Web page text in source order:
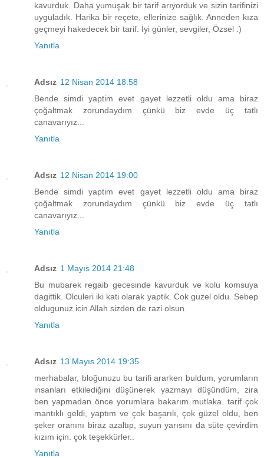
kavurduk. Daha yumuşak bir tarif arıyorduk ve sizin tarifinizi
uyguladık. Harika bir reçete, ellerinize sağlık. Anneden kıza
geçmeyi hakedecek bir tarif. İyi günler, sevgiler, Özsel :)
Yanıtla
Adsız 12 Nisan 2014 18:58
Bende simdi yaptim evet gayet lezzetli oldu ama biraz
çoğaltmak zorundaydım çünkü biz evde üç tatlı
canavarıyız...
Yanıtla
Adsız 12 Nisan 2014 19:00
Bende simdi yaptim evet gayet lezzetli oldu ama biraz
çoğaltmak zorundaydım çünkü biz evde üç tatlı
canavarıyız...
Yanıtla
Adsız 1 Mayıs 2014 21:48
Bu mubarek regaib gecesinde kavurduk ve kolu komsuya
dagittik. Olculeri iki kati olarak yaptik. Cok guzel oldu. Sebep
oldugunuz icin Allah sizden de razi olsun.
Yanıtla
Adsız 13 Mayıs 2014 19:35
merhabalar, bloğunuzu bu tarifi ararken buldum, yorumların
insanları etkilediğini düşünerek yazmayı düşündüm, zira
ben yapmadan önce yorumlara bakarım mutlaka. tarif çok
mantıklı geldi, yaptım ve çok başarılı, çok güzel oldu, ben
şeker oranını biraz azaltıp, suyun yarısını da süte çevirdim
kızım için. çok teşekkürler..
Yanıtla